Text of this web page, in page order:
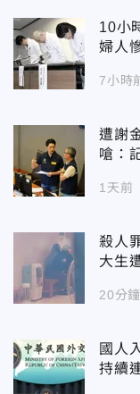
10小
婦人
7小時
遭謝
嗆：
1天前
殺人
大生
20分
國人
持續